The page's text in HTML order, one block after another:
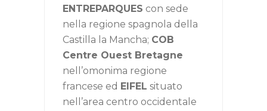
ENTREPARQUES con sede
nella regione spagnola della
Castilla la Mancha; COB
Centre Ouest Bretagne
nell’omonima regione
francese ed EIFEL situato
nell’area centro occidentale